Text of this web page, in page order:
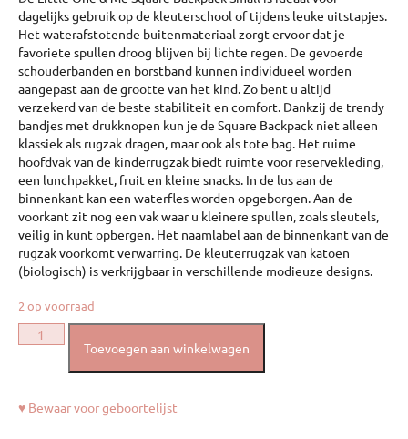
dagelijks gebruik op de kleuterschool of tijdens leuke uitstapjes.
Het waterafstotende buitenmateriaal zorgt ervoor dat je
favoriete spullen droog blijven bij lichte regen. De gevoerde
schouderbanden en borstband kunnen individueel worden
aangepast aan de grootte van het kind. Zo bent u altijd
verzekerd van de beste stabiliteit en comfort. Dankzij de trendy
bandjes met drukknopen kun je de Square Backpack niet alleen
klassiek als rugzak dragen, maar ook als tote bag. Het ruime
hoofdvak van de kinderrugzak biedt ruimte voor reservekleding,
een lunchpakket, fruit en kleine snacks. In de lus aan de
binnenkant kan een waterfles worden opgeborgen. Aan de
voorkant zit nog een vak waar u kleinere spullen, zoals sleutels,
veilig in kunt opbergen. Het naamlabel aan de binnenkant van de
rugzak voorkomt verwarring. De kleuterrugzak van katoen
(biologisch) is verkrijgbaar in verschillende modieuze designs.
2 op voorraad
Toevoegen aan winkelwagen
♥ Bewaar voor geboortelijst